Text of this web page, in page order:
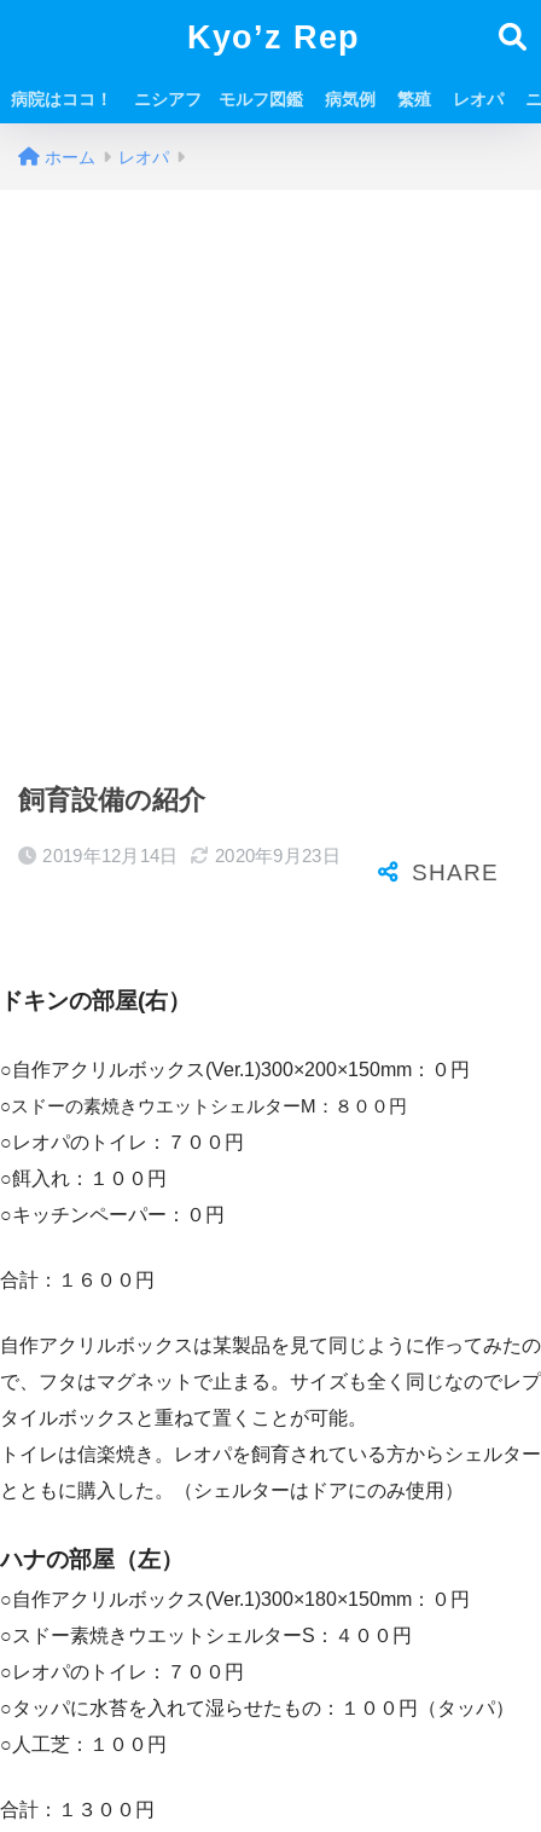
Kyo’z Rep
病院はココ！ ニシアフ モルフ図鑑 病気例 繁殖 レオパ
ホーム レオパ
飼育設備の紹介
2019年12月14日 2020年9月23日
ドキンの部屋(右）
○自作アクリルボックス(Ver.1)300×200×150mm：０円
○スドーの素焼きウエットシェルターM：８００円
○レオパのトイレ：７００円
○餌入れ：１００円
○キッチンペーパー：０円
合計：１６００円
自作アクリルボックスは某製品を見て同じように作ってみたの
で、フタはマグネットで止まる。サイズも全く同じなのでレプ
タイルボックスと重ねて置くことが可能。
トイレは信楽焼き。レオパを飼育されている方からシェルター
とともに購入した。（シェルターはドアにのみ使用）
ハナの部屋（左）
○自作アクリルボックス(Ver.1)300×180×150mm：０円
○スドー素焼きウエットシェルターS：４００円
○レオパのトイレ：７００円
○タッパに水苔を入れて湿らせたもの：１００円（タッパ）
○人工芝：１００円
合計：１３００円